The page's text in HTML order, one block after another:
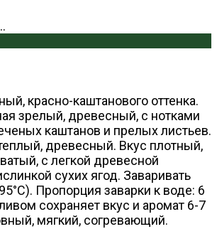
красно-каштанового оттенка.
зрелый, древесный, с нотками
каштанов и прелых листьев.
древесный. Вкус плотный,
с легкой древесной
сухих ягод. Заваривать
Пропорция заварки к воде: 6
сохраняет вкус и аромат 6-7
мягкий, согревающий.